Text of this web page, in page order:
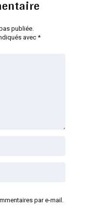
publiée.
avec *
par e-mail.